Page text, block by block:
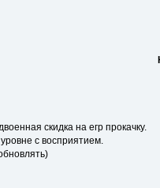
скидка на егр прокачку.
с восприятием.